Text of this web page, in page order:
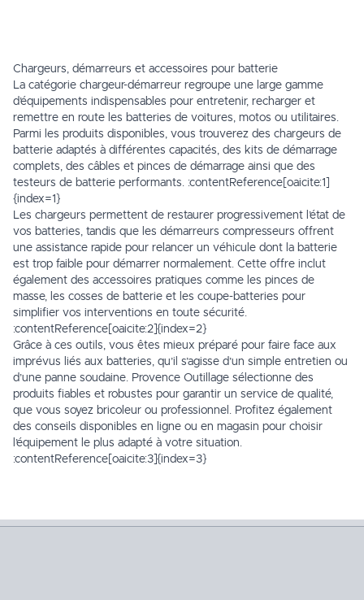
Chargeurs, démarreurs et accessoires pour batterie
La catégorie chargeur-démarreur regroupe une large gamme
d’équipements indispensables pour entretenir, recharger et
remettre en route les batteries de voitures, motos ou utilitaires.
Parmi les produits disponibles, vous trouverez des chargeurs de
batterie adaptés à différentes capacités, des kits de démarrage
complets, des câbles et pinces de démarrage ainsi que des
testeurs de batterie performants. :contentReference[oaicite:1]
{index=1}
Les chargeurs permettent de restaurer progressivement l’état de
vos batteries, tandis que les démarreurs compresseurs offrent
une assistance rapide pour relancer un véhicule dont la batterie
est trop faible pour démarrer normalement. Cette offre inclut
également des accessoires pratiques comme les pinces de
masse, les cosses de batterie et les coupe-batteries pour
simplifier vos interventions en toute sécurité.
:contentReference[oaicite:2]{index=2}
Grâce à ces outils, vous êtes mieux préparé pour faire face aux
imprévus liés aux batteries, qu’il s’agisse d’un simple entretien ou
d’une panne soudaine. Provence Outillage sélectionne des
produits fiables et robustes pour garantir un service de qualité,
que vous soyez bricoleur ou professionnel. Profitez également
des conseils disponibles en ligne ou en magasin pour choisir
l’équipement le plus adapté à votre situation.
:contentReference[oaicite:3]{index=3}